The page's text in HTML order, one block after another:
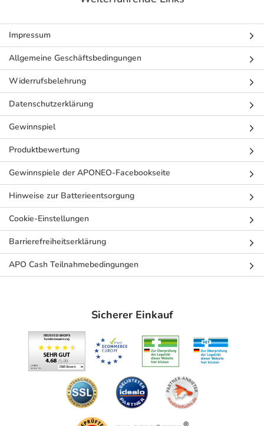
Impressum
Allgemeine Geschäftsbedingungen
Widerrufsbelehrung
Datenschutzerklärung
Gewinnspiel
Produktbewertung
Gewinnspiele der APONEO-Facebookseite
Hinweise zur Batterieentsorgung
Cookie-Einstellungen
Barrierefreiheitserklärung
APO Cash Teilnahmebedingungen
Sicherer Einkauf